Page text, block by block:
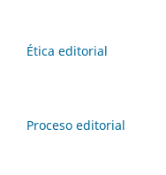
Ética editorial
Proceso editorial